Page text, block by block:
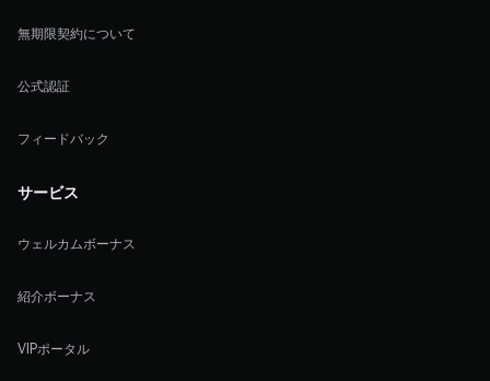
無期限契約について
公式認証
フィードバック
サービス
ウェルカムボーナス
紹介ボーナス
VIPポータル